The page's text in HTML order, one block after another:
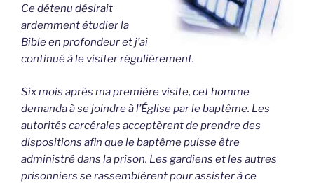
Ce détenu désirait
ardemment étudier la
Bible en profondeur et j’ai
continué à le visiter régulièrement.
Six mois après ma première visite, cet homme
demanda à se joindre à l’Église par le baptême. Les
autorités carcérales acceptèrent de prendre des
dispositions afin que le baptême puisse être
administré dans la prison. Les gardiens et les autres
prisonniers se rassemblèrent pour assister à ce